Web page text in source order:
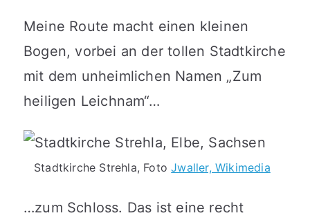
Meine Route macht einen kleinen
Bogen, vorbei an der tollen Stadtkirche
mit dem unheimlichen Namen „Zum
heiligen Leichnam“…
Stadtkirche Strehla, FotoJwaller, Wikimedia
…zum Schloss. Das ist eine recht